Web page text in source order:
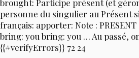
brought: Participe présent (et
personne du singulier au Présent
français: apporter: Note :
bring: you bring: you … Au passé,
{{#verifyErrors}} 72 24